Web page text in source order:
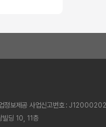
정보제공 사업신고번호
딩 10, 11층